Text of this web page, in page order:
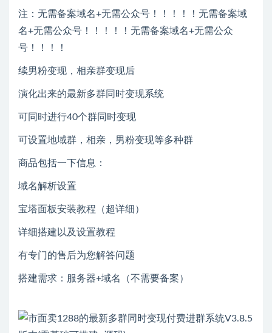
注：无需备案域名+无需公众号！！！！！无需备案域
名+无需公众号！！！！！无需备案域名+无需公众
号！！！！
续男粉变现，相亲群变现后
演化出来的最新多群同时变现系统
可同时进行40个群同时变现
可设置地域群，相亲，男粉变现等多种群
商品包括一下信息：
域名解析设置
宝塔面板安装教程（超详细）
详细搭建以及设置教程
有专门的售后为您解答问题
搭建需求：服务器+域名（不需要备案）